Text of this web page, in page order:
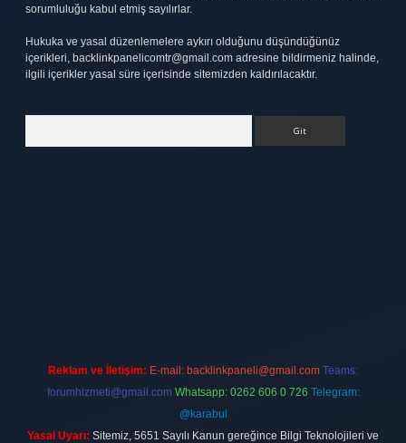
sorumluluğu kabul etmiş sayılırlar.
Hukuka ve yasal düzenlemelere aykırı olduğunu düşündüğünüz
içerikleri, backlinkpanelicomtr@gmail.com adresine bildirmeniz halinde,
ilgili içerikler yasal süre içerisinde sitemizden kaldırılacaktır.
Reklam ve İletişim: E-mail: backlinkpaneli@gmail.com Teams:
forumhizmeti@gmail.com Whatsapp: 0262 606 0 726 Telegram:
@karabul
Yasal Uyarı: Sitemiz, 5651 Sayılı Kanun gereğince Bilgi Teknolojileri ve